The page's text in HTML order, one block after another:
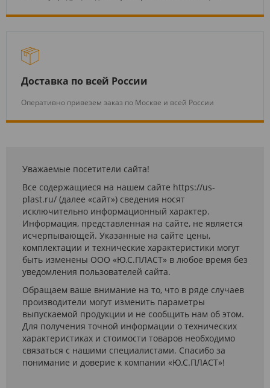
Доставка по всей России
Оперативно привезем заказ по Москве и всей России
Уважаемые посетители сайта!
Все содержащиеся на нашем сайте https://us-
plast.ru/ (далее «сайт») сведения носят
исключительно информационный характер.
Информация, представленная на сайте, не является
исчерпывающей. Указанные на сайте цены,
комплектации и технические характеристики могут
быть изменены ООО «Ю.С.ПЛАСТ» в любое время без
уведомления пользователей сайта.
Обращаем ваше внимание на то, что в ряде случаев
производители могут изменить параметры
выпускаемой продукции и не сообщить нам об этом.
Для получения точной информации о технических
характеристиках и стоимости товаров необходимо
связаться с нашими специалистами. Спасибо за
понимание и доверие к компании «Ю.С.ПЛАСТ»!